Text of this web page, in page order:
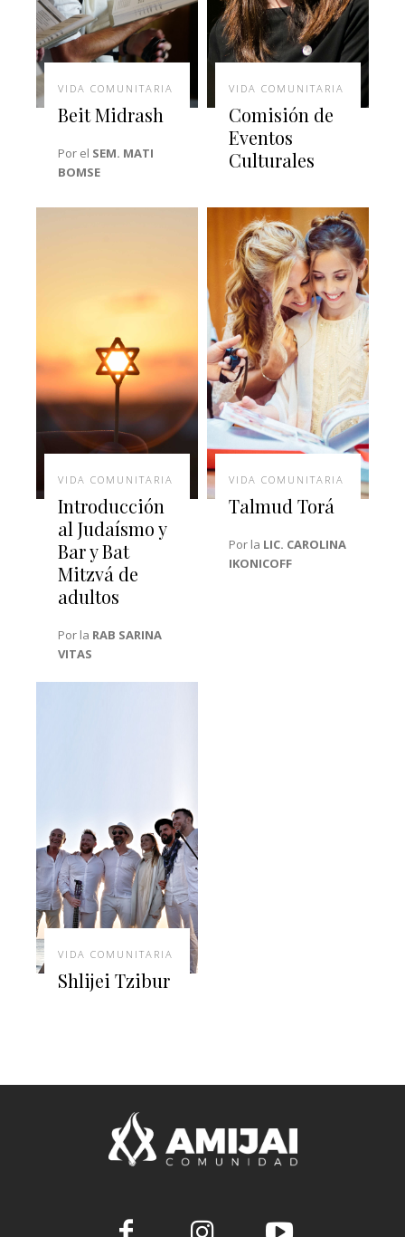
VIDA COMUNITARIA
Beit Midrash
Por el SEM. MATI
BOMSE
VIDA COMUNITARIA
Comisión de
Eventos
Culturales
VIDA COMUNITARIA
Introducción
al Judaísmo y
Bar y Bat
Mitzvá de
adultos
Por la RAB SARINA
VITAS
VIDA COMUNITARIA
Talmud Torá
Por la LIC. CAROLINA
IKONICOFF
VIDA COMUNITARIA
Shlijei Tzibur